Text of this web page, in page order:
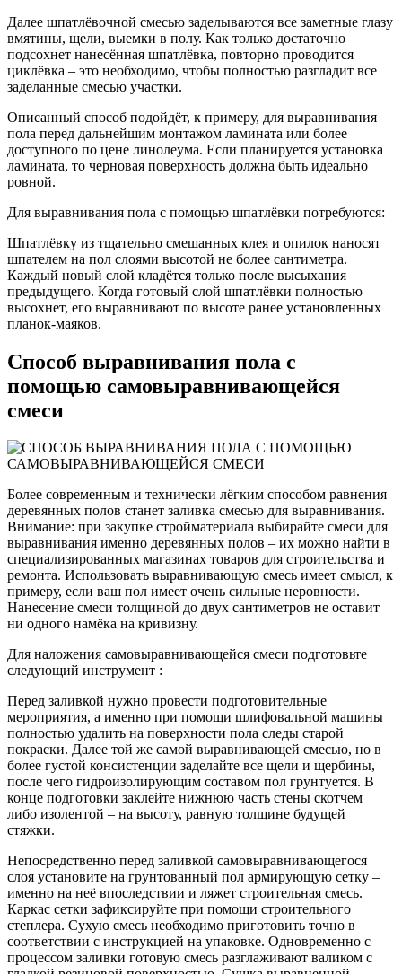
Далее шпатлёвочной смесью заделываются все заметные глазу
вмятины, щели, выемки в полу. Как только достаточно
подсохнет нанесённая шпатлёвка, повторно проводится
циклёвка – это необходимо, чтобы полностью разгладит все
заделанные смесью участки.
Описанный способ подойдёт, к примеру, для выравнивания
пола перед дальнейшим монтажом ламината или более
доступного по цене линолеума. Если планируется установка
ламината, то черновая поверхность должна быть идеально
ровной.
Для выравнивания пола с помощью шпатлёвки потребуются:
Шпатлёвку из тщательно смешанных клея и опилок наносят
шпателем на пол слоями высотой не более сантиметра.
Каждый новый слой кладётся только после высыхания
предыдущего. Когда готовый слой шпатлёвки полностью
высохнет, его выравнивают по высоте ранее установленных
планок-маяков.
Способ выравнивания пола с
помощью самовыравнивающейся
смеси
Более современным и технически лёгким способом равнения
деревянных полов станет заливка смесью для выравнивания.
Внимание: при закупке стройматериала выбирайте смеси для
выравнивания именно деревянных полов – их можно найти в
специализированных магазинах товаров для строительства и
ремонта. Использовать выравнивающую смесь имеет смысл, к
примеру, если ваш пол имеет очень сильные неровности.
Нанесение смеси толщиной до двух сантиметров не оставит
ни одного намёка на кривизну.
Для наложения самовыравнивающейся смеси подготовьте
следующий инструмент :
Перед заливкой нужно провести подготовительные
мероприятия, а именно при помощи шлифовальной машины
полностью удалить на поверхности пола следы старой
покраски. Далее той же самой выравнивающей смесью, но в
более густой консистенции заделайте все щели и щербины,
после чего гидроизолирующим составом пол грунтуется. В
конце подготовки заклейте нижнюю часть стены скотчем
либо изолентой – на высоту, равную толщине будущей
стяжки.
Непосредственно перед заливкой самовыравнивающегося
слоя установите на грунтованный пол армирующую сетку –
именно на неё впоследствии и ляжет строительная смесь.
Каркас сетки зафиксируйте при помощи строительного
степлера. Сухую смесь необходимо приготовить точно в
соответствии с инструкцией на упаковке. Одновременно с
процессом заливки готовую смесь разглаживают валиком с